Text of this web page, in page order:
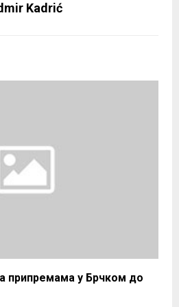
Kadrić
припремама у Брчком до